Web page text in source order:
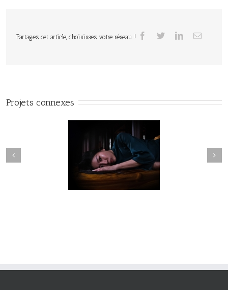
Partagez cet article, choisissez votre réseau !
Projets connexes
Fleuve #040
Fleuve #039